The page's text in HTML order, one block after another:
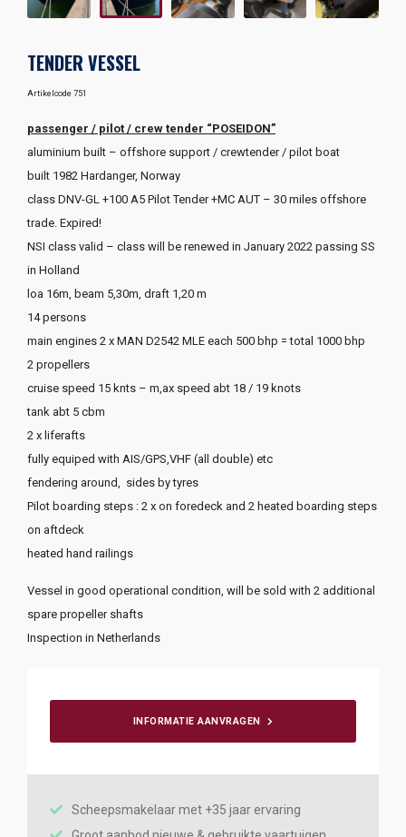
TENDER VESSEL
Artikelcode 751
passenger / pilot / crew tender “POSEIDON”
aluminium built – offshore support / crewtender / pilot boat
built 1982 Hardanger, Norway
class DNV-GL +100 A5 Pilot Tender +MC AUT – 30 miles offshore
trade. Expired!
NSI class valid – class will be renewed in January 2022 passing SS
in Holland
loa 16m, beam 5,30m, draft 1,20 m
14 persons
main engines 2 x MAN D2542 MLE each 500 bhp = total 1000 bhp
2 propellers
cruise speed 15 knts – m,ax speed abt 18 / 19 knots
tank abt 5 cbm
2 x liferafts
fully equiped with AIS/GPS,VHF (all double) etc
fendering around, sides by tyres
Pilot boarding steps : 2 x on foredeck and 2 heated boarding steps
on aftdeck
heated hand railings
Vessel in good operational condition, will be sold with 2 additional
spare propeller shafts
Inspection in Netherlands
INFORMATIE AANVRAGEN
Scheepsmakelaar met +35 jaar ervaring